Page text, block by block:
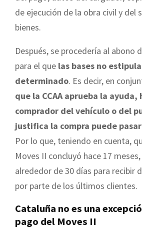
de ejecución de la obra civil y del
bienes.
Después, se procedería al abono
para el que las bases no
determinado. Es decir, en
que la CCAA aprueba la
comprador del vehículo o del
justifica la compra puede
Por lo que, teniendo en cuenta,
Moves II concluyó hace 17
alrededor de 30 días para recibir
por parte de los últimos clientes.
Cataluña no es una
pago del Moves II